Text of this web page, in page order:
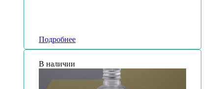
Подробнее
В наличии